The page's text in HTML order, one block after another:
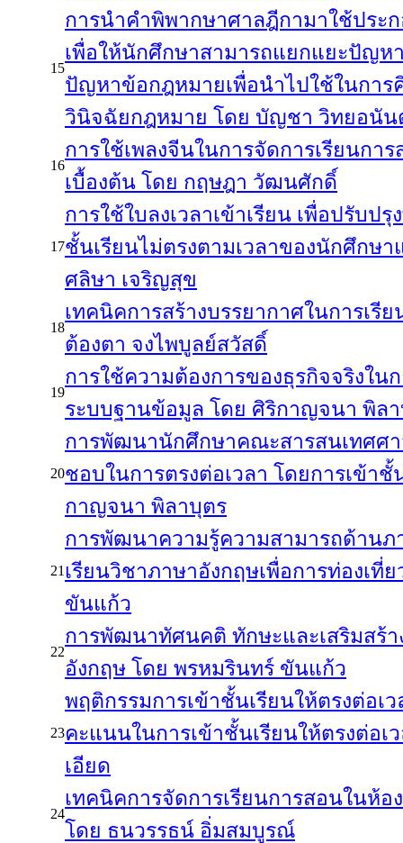
15
การนำคำพิพากษาศาลฎีกามาใช้ประ
เพื่อให้นักศึกษาสามารถแยกแยะปัญห
ปัญหาข้อกฎหมายเพื่อนำไปใช้ในการ
วินิจฉัยกฎหมาย โดย บัญชา วิทยอนัน
16
การใช้เพลงจีนในการจัดการเรียนกา
เบื้องต้น โดย กฤษฎา วัฒนศักดิ์
17
การใช้ใบลงเวลาเข้าเรียน เพื่อปรับป
ชั้นเรียนไม่ตรงตามเวลาของนักศึกษ
ศลิษา เจริญสุข
18
เทคนิคการสร้างบรรยากาศในการเรี
ต้องตา จงไพบูลย์สวัสดิ์
19
การใช้ความต้องการของธุรกิจจริงใน
ระบบฐานข้อมูล โดย ศิริกาญจนา พิล
20
การพัฒนานักศึกษาคณะสารสนเทศศ
ชอบในการตรงต่อเวลา โดยการเข้าชั้
กาญจนา พิลาบุตร
21
การพัฒนาความรู้ความสามารถด้านภ
เรียนวิชาภาษาอังกฤษเพื่อการท่องเที่
ขันแก้ว
22
การพัฒนาทัศนคติ ทักษะและเสริมสร้า
อังกฤษ โดย พรหมรินทร์ ขันแก้ว
23
พฤติกรรมการเข้าชั้นเรียนให้ตรงต่อเ
คะแนนในการเข้าชั้นเรียนให้ตรงต่อเ
เอียด
24
เทคนิคการจัดการเรียนการสอนในห้
โดย ธนวรรธน์ อิ่มสมบูรณ์